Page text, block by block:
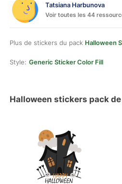
Tatsiana Harbunova
Voir toutes les 44
Plus de stickers du pack Halloween
Style: Generic Sticker Color Fill
Halloween stickers pack